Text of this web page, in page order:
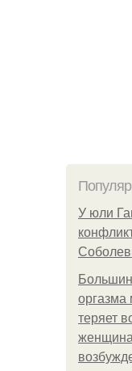
У юли
оргазма
теряет